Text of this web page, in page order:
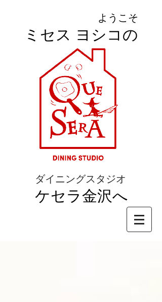
ようこそ
ミセス ヨシコの
ダイニングスタジオ
ケセラ金沢へ